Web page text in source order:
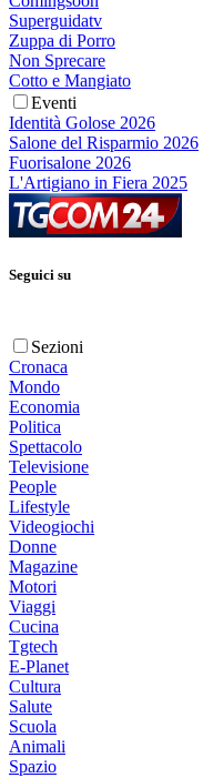
Superguidatv
Zuppa di Porro
Non Sprecare
Cotto e Mangiato
Eventi
Identità Golose 2026
Salone del Risparmio 2026
Fuorisalone 2026
L'Artigiano in Fiera 2025
Seguici su
Sezioni
Cronaca
Mondo
Economia
Politica
Spettacolo
Televisione
People
Lifestyle
Videogiochi
Donne
Magazine
Motori
Viaggi
Cucina
Tgtech
E-Planet
Cultura
Salute
Scuola
Animali
Spazio